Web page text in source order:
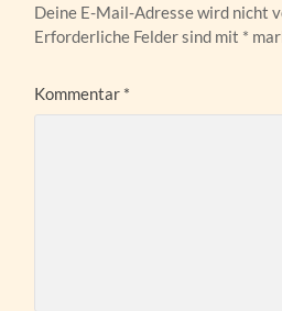
Deine E-Mail-Adresse wird nicht
Erforderliche Felder sind mit *
Kommentar *